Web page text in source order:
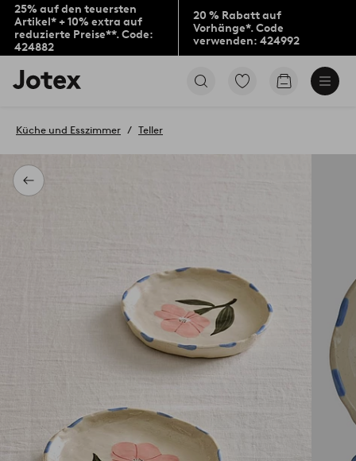
25% auf den teuersten
Artikel* + 10% extra auf
reduzierte Preise**. Code:
424882
20 % Rabatt auf
Vorhänge*. Code
verwenden: 424992
Jotex-
Logo
Startseite
Zu
Zum
Zurück
Küche und Esszimmer Teller